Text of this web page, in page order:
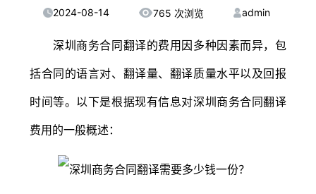
2024-08-14 765 次浏览 admin
深圳商务合同翻译的费用因多种因素而异，包
括合同的语言对、翻译量、翻译质量水平以及回报
时间等。以下是根据现有信息对深圳商务合同翻译
费用的一般概述：